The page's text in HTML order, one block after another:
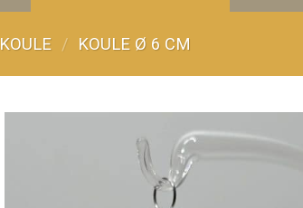
KOULE / KOULE Ø 6 CM